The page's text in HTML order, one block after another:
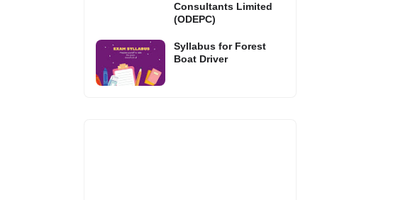
Consultants Limited
(ODEPC)
Syllabus for Forest
Boat Driver